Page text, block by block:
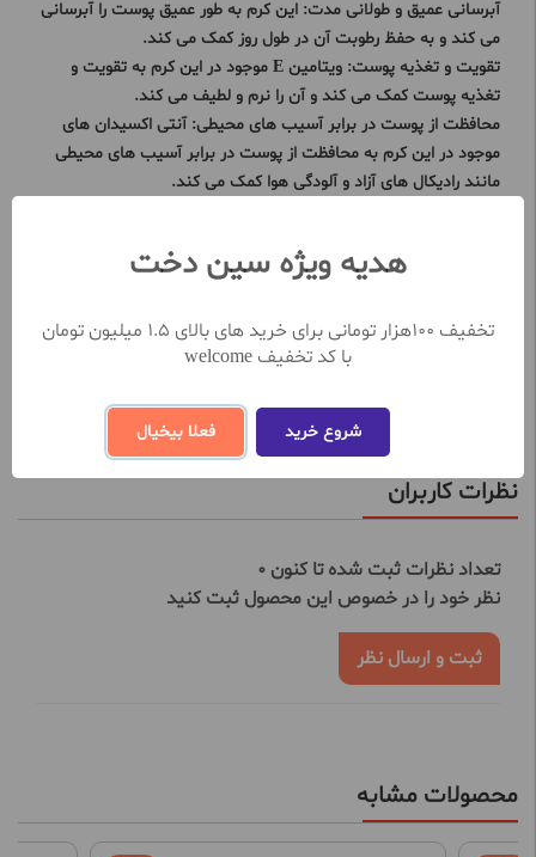
آبرسانی عمیق و طولانی مدت: این کرم به طور عمیق پوست را آبرسانی
می کند و به حفظ رطوبت آن در طول روز کمک می کند.
تقویت و تغذیه پوست: ویتامین E موجود در این کرم به تقویت و
تغذیه پوست کمک می کند و آن را نرم و لطیف می کند.
محافظت از پوست در برابر آسیب های محیطی: آنتی اکسیدان های
موجود در این کرم به محافظت از پوست در برابر آسیب های محیطی
مانند رادیکال های آزاد و آلودگی هوا کمک می کند.
این کرم را می توان دو بار در روز، صبح و شب، روی پوست تمیز و
نظرات کاربران
تعداد نظرات ثبت شده تا کنون 0
نظر خود را در خصوص این محصول ثبت کنید
ثبت و ارسال نظر
محصولات مشابه
هدیه ویژه سین دخت
تخفیف 100هزار تومانی برای خرید های بالای 1.5 میلیون تومان
با کد تخفیف welcome
شروع خرید فعلا بیخیال